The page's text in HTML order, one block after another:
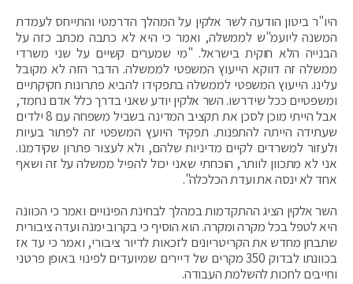
היו"ר ביטון הודעה לשר אלקין על המהלך הדרמטי והתייחס לעמדת
המשנה ליועמ"ש לממשלה, ואמר כי היא לא כתבה מכתב כזה על
הבנייה הלא חוקית בישראל. "מי שמערים קשיים על שני משרדי
ממשלה זה דווקא הייעוץ המשפטי לממשלה. הדבר הזה לא מקובל
עלינו. הייעוץ המשפטי לממשלה בתפקידו להביא פתרונות חקיקתיים
ומשפטיים ככל שידרשו. השר אלקין יודע שאני בדרך כלל אדם נחמד,
אבל הייתי מוכן לסכן את תקציב המדינה בשביל משפחה עם 8 ילדים
שעתידה הייתה להתפנות. תפקיד היועץ המשפטי זה לפתור בעיות
ולעזור למשרדים לקיים מדיניות שלהם, ולא לעצור פתרון שקידמנו.
אני לא מתכוון לוותר, הוכחתי שאני יכול להפיל ממשלה על זה ושאף
אחד לא ינסה את ועדת הכלכלה".
השר אלקין הציג ההתקדמות במהלך לבחינת הפינויים ואמר כי הכוונה
היא לטפל בכל מקרה ומקרה. הוא הוסיף כי בקרוב ימנה ועדה ציבורית
שתבחן מחדש את הקריטריונים לזכאות לדיור ציבורי, ואמר כי עד אז
בכוונתו לבדוק 350 מקרים של דיירים שמיועדים לפינוי באופן פרטני
וחייבים לחכות להשלמת העבודה.